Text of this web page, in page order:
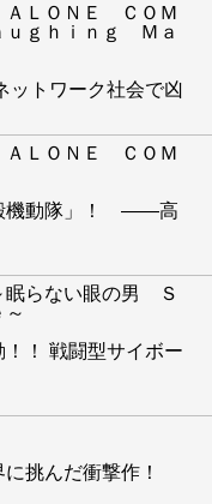
ＬＯＮＥ ＣＯＭ
ｇｈｉｎｇ Ｍａ
ットワーク社会で凶
ＬＯＮＥ ＣＯＭ
機動隊」！ ――高
らない眼の男 Ｓ
！！ 戦闘型サイボー
に挑んだ衝撃作！